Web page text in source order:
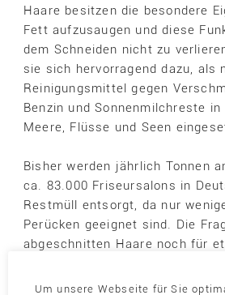
Haare besitzen die besondere
Fett aufzusaugen und diese
dem Schneiden nicht zu
sie sich hervorragend dazu, als
Reinigungsmittel gegen
Benzin und Sonnenmilchreste in
Meere, Flüsse und Seen
Bisher werden jährlich Tonnen
ca. 83.000 Friseursalons in
Restmüll entsorgt, da nur
Perücken geeignet sind. Die
abgeschnitten Haare noch für
Um unsere Webseite für Sie